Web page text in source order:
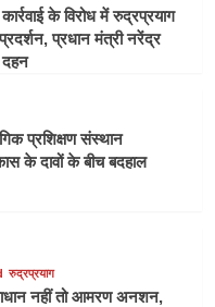
के विरोध में रुद्रप्रयाग
प्रधान मंत्री नरेंद्र
दहन
प्रशिक्षण संस्थान
के दावों के बीच बदहाल
रुद्रप्रयाग
नहीं तो आमरण अनशन,